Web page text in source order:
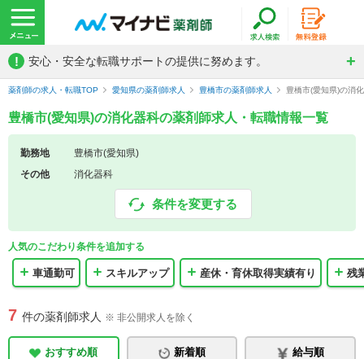
! 安心・安全な転職サポートの提供に努めます。
薬剤師の求人・転職TOP 愛知県の薬剤師求人 豊橋市の薬剤師求人 豊橋市(愛知県)の消
豊橋市(愛知県)の消化器科の薬剤師求人・転職情報一覧
勤務地
豊橋市(愛知県)
その他
消化器科
条件を変更する
人気のこだわり条件を追加する
車通勤可 スキルアップ 産休・育休取得実績有り 残
7 件の薬剤師求人 ※ 非公開求人を除く
おすすめ順 新着順 給与順